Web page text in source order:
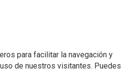
para facilitar la navegación y
de nuestros visitantes. Puedes